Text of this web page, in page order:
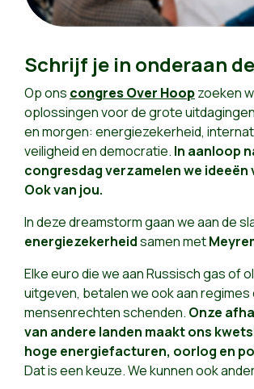
Schrijf je in onderaan
Op ons congres Over Hoopzoeken
oplossingen voor de grote
en morgen: energiezekerheid,
veiligheid en democratie. In aanloop
congresdag verzamelen we ideeën
Ook van jou.
In deze dreamstorm gaan we aan de
energiezekerheidsamen met
Elke euro die we aan Russisch gas of
uitgeven, betalen we ook aan regimes
mensenrechten schenden. Onze
van andere landen maakt ons
hoge energiefacturen, oorlog en
Dat is een keuze. We kunnen ook